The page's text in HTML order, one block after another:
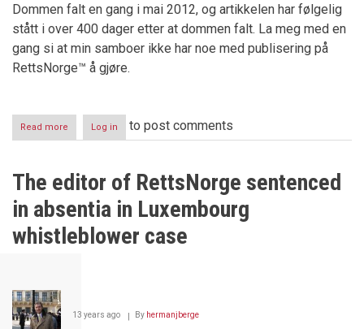
Dommen falt en gang i mai 2012, og artikkelen har følgelig
stått i over 400 dager etter at dommen falt. La meg med en
gang si at min samboer ikke har noe med publisering på
RettsNorge™ å gjøre.
Read more about
RettsNorges
i
Log in to post comments
The editor of RettsNorge sentenced
in absentia in Luxembourg
whistleblower case
13 years ago By hermanjberge